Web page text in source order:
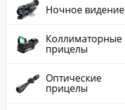
Ночное видение
Коллиматорные
прицелы
Оптические
прицелы